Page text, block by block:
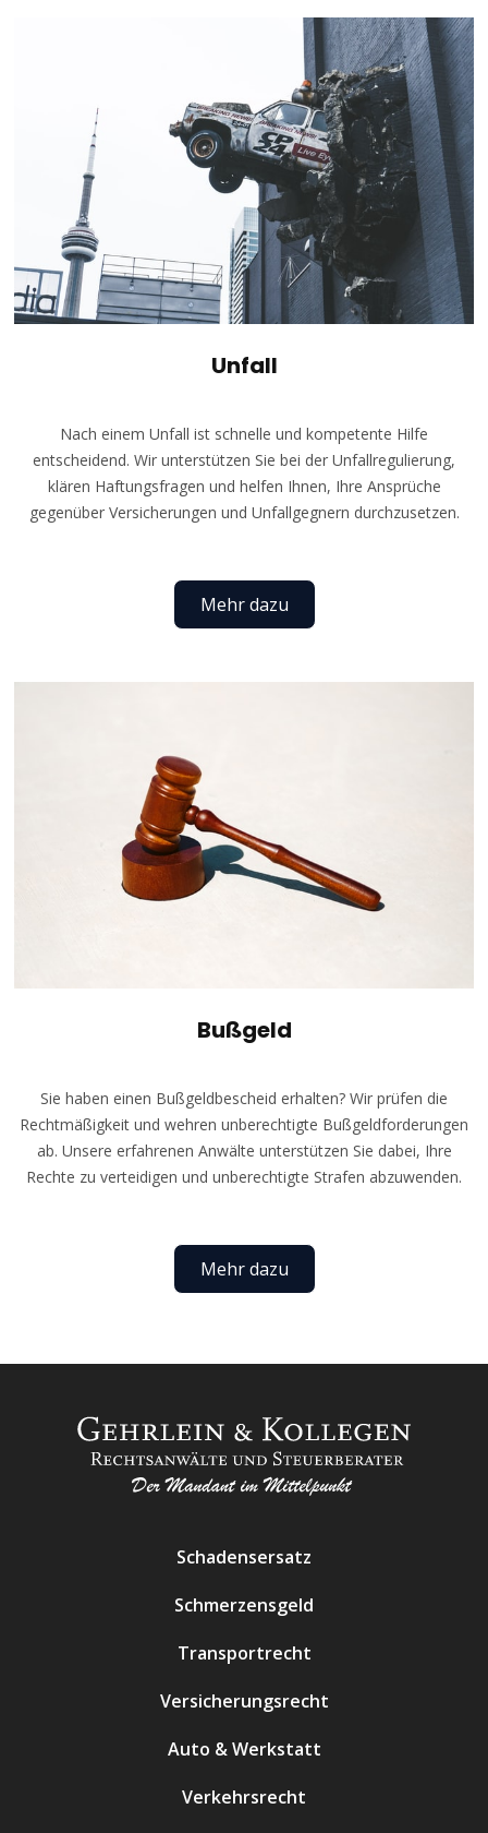
Unfall
Nach einem Unfall ist schnelle und kompetente Hilfe
entscheidend. Wir unterstützen Sie bei der Unfallregulierung,
klären Haftungsfragen und helfen Ihnen, Ihre Ansprüche
gegenüber Versicherungen und Unfallgegnern durchzusetzen.
Mehr dazu
Bußgeld
Sie haben einen Bußgeldbescheid erhalten? Wir prüfen die
Rechtmäßigkeit und wehren unberechtigte Bußgeldforderungen
ab. Unsere erfahrenen Anwälte unterstützen Sie dabei, Ihre
Rechte zu verteidigen und unberechtigte Strafen abzuwenden.
Mehr dazu
Schadensersatz
Schmerzensgeld
Transportrecht
Versicherungsrecht
Auto & Werkstatt
Verkehrsrecht